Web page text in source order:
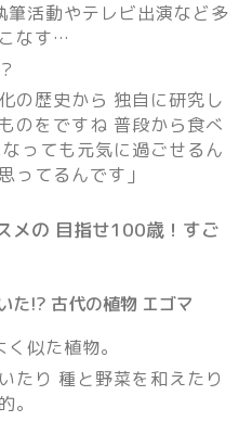
活動やテレビ出演など多
なす…
の歴史から 独自に研究し
のをですね 普段から食べ
っても元気に過ごせるん
ってるんです」
メの 目指せ100歳！すご
た!? 古代の植物 エゴマ
似た植物。
たり 種と野菜を和えたり
。